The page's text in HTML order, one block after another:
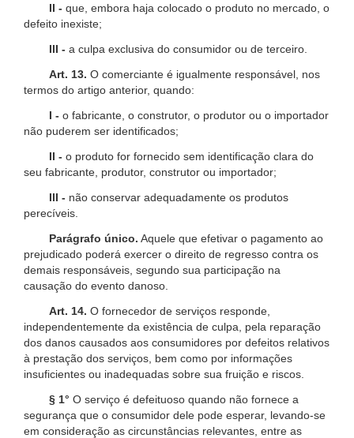
II - que, embora haja colocado o produto no mercado, o
defeito inexiste;
III - a culpa exclusiva do consumidor ou de terceiro.
Art. 13. O comerciante é igualmente responsável, nos
termos do artigo anterior, quando:
I - o fabricante, o construtor, o produtor ou o importador
não puderem ser identificados;
II - o produto for fornecido sem identificação clara do
seu fabricante, produtor, construtor ou importador;
III - não conservar adequadamente os produtos
perecíveis.
Parágrafo único. Aquele que efetivar o pagamento ao
prejudicado poderá exercer o direito de regresso contra os
demais responsáveis, segundo sua participação na
causação do evento danoso.
Art. 14. O fornecedor de serviços responde,
independentemente da existência de culpa, pela reparação
dos danos causados aos consumidores por defeitos relativos
à prestação dos serviços, bem como por informações
insuficientes ou inadequadas sobre sua fruição e riscos.
§ 1° O serviço é defeituoso quando não fornece a
segurança que o consumidor dele pode esperar, levando-se
em consideração as circunstâncias relevantes, entre as